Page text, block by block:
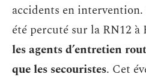
accidents en
été percuté sur la RN12 à
les agents d’entretien
que les secouristes. Cet